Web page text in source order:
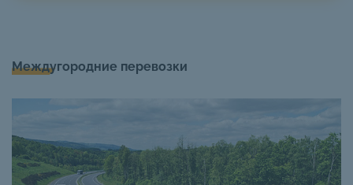
Междугородние перевозки